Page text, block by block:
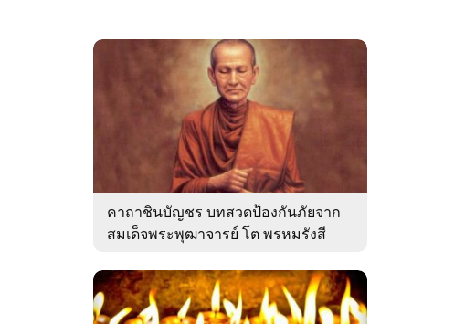
คาถาชินบัญชร บทสวดป้องกันภัยจาก
สมเด็จพระพุฒาจารย์ โต พรหมรังสี